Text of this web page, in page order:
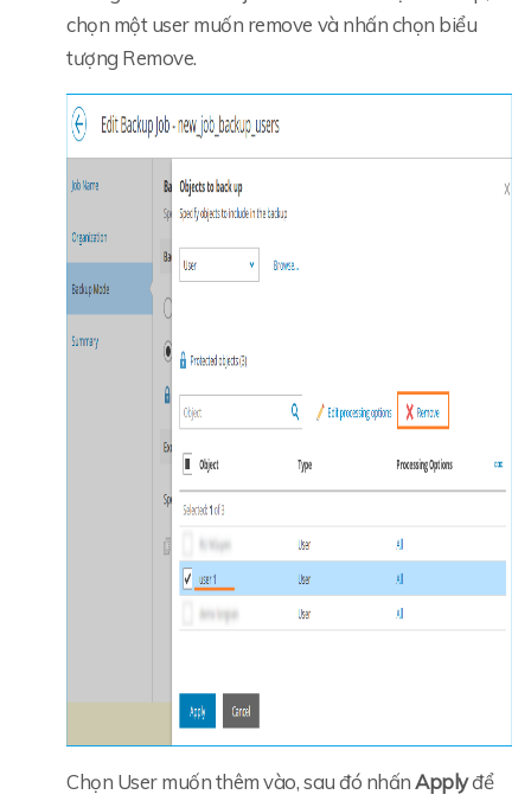
chọn một user muốn remove và nhấn chọn biểu
tượng Remove.
Chọn User muốn thêm vào, sau đó nhấnApplyđể